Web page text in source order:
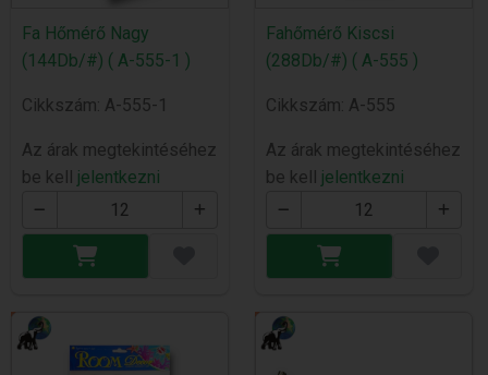
Fa Hőmérő Nagy
(144Db/#) ( A-555-1 )
Cikkszám: A-555-1
Az árak megtekintéséhez
be kell jelentkezni
Fahőmérő Kiscsi
(288Db/#) ( A-555 )
Cikkszám: A-555
Az árak megtekintéséhez
be kell jelentkezni